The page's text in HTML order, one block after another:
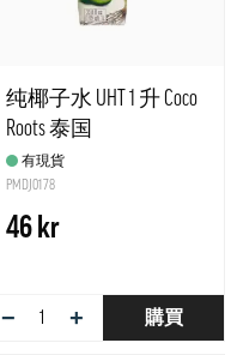
纯椰子水 UHT 1 升 Coco
Roots 泰国
有現貨
PMDJ0178
46 kr
− + 購買